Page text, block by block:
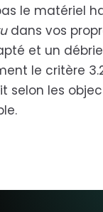
le matériel
dans vos
et un
le critère
selon les